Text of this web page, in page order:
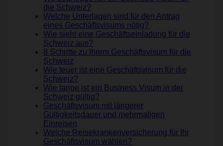
die Schweiz?
Welche Unterlagen sind für den Antrag
eines Geschäftsvisums nötig?
Wie sieht eine Geschäftseinladung für die
Schweiz aus?
8 Schritte zu Ihrem Geschäftsvisum für die
Schweiz
Wie teuer ist eine Geschäftsvisum für die
Schweiz?
Wie lange ist ein Business Visum in der
Schweiz gültig?
Geschäftsvisum mit längerer
Gültigkeitsdauer und mehrmaligen
Einreisen
Welche Reisekrankenversicherung für Ihr
Geschäftsvisum wählen?